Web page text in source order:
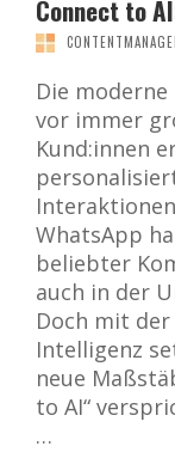
Connect to
Die
vor immer
Kund:innen
WhatsApp
beliebter
auch in der
Doch mit
Intelligenz
neue
to AI“
…